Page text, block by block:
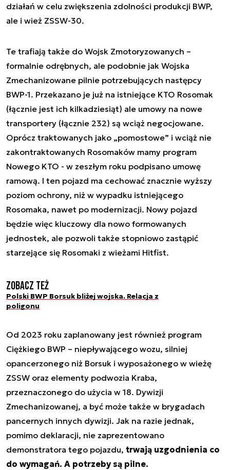
działań w celu zwiększenia zdolności produkcji BWP,
ale i wież ZSSW-30.
Te trafiają także do Wojsk Zmotoryzowanych –
formalnie odrębnych, ale podobnie jak Wojska
Zmechanizowane pilnie potrzebujących następcy
BWP-1. Przekazano je już na istniejące KTO Rosomak
(łącznie jest ich kilkadziesiąt) ale umowy na nowe
transportery (łącznie 232) są wciąż negocjowane.
Oprócz traktowanych jako „pomostowe” i wciąż nie
zakontraktowanych Rosomaków mamy program
Nowego KTO - w zeszłym roku podpisano umowę
ramową. I ten pojazd ma cechować znacznie wyższy
poziom ochrony, niż w wypadku istniejącego
Rosomaka, nawet po modernizacji. Nowy pojazd
będzie więc kluczowy dla nowo formowanych
jednostek, ale pozwoli także stopniowo zastąpić
starzejące się Rosomaki z wieżami Hitfist.
Zobacz też
Polski BWP Borsuk bliżej wojska. Relacja z
poligonu
Od 2023 roku zaplanowany jest również program
Ciężkiego BWP – niepływającego wozu, silniej
opancerzonego niż Borsuk i wyposażonego w wieżę
ZSSW oraz elementy podwozia Kraba,
przeznaczonego do użycia w 18. Dywizji
Zmechanizowanej, a być może także w brygadach
pancernych innych dywizji. Jak na razie jednak,
pomimo deklaracji, nie zaprezentowano
demonstratora tego pojazdu, trwają uzgodnienia co
do wymagań. A potrzeby są pilne.